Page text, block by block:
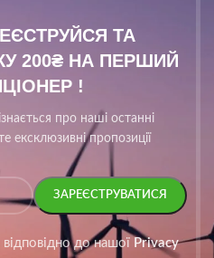
ТА
200₴ НА ПЕРШИЙ
!
про наші останні
ексклюзивні пропозиції
до нашої Privacy